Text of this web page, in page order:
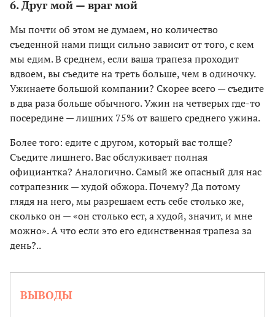
6. Друг мой — враг мой
Мы почти об этом не думаем, но количество
съеденной нами пищи сильно зависит от того, с кем
мы едим. В среднем, если ваша трапеза проходит
вдвоем, вы съедите на треть больше, чем в одиночку.
Ужинаете большой компании? Скорее всего — съедите
в два раза больше обычного. Ужин на четверых где-то
посередине — лишних 75% от вашего среднего ужина.
Более того: едите с другом, который вас толще?
Съедите лишнего. Вас обслуживает полная
официантка? Аналогично. Самый же опасный для нас
сотрапезник — худой обжора. Почему? Да потому
глядя на него, мы разрешаем есть себе столько же,
сколько он — «он столько ест, а худой, значит, и мне
можно». А что если это его единственная трапеза за
день?..
ВЫВОДЫ